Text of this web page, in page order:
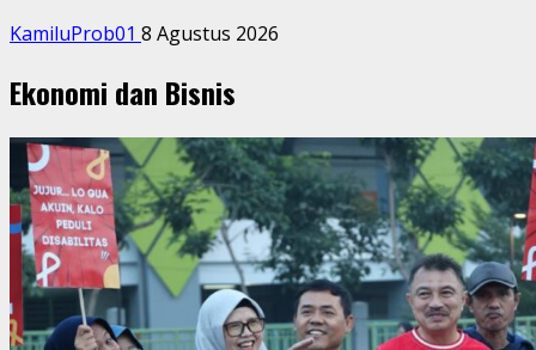
KamiluProb01 8 Agustus 2026
Ekonomi dan Bisnis